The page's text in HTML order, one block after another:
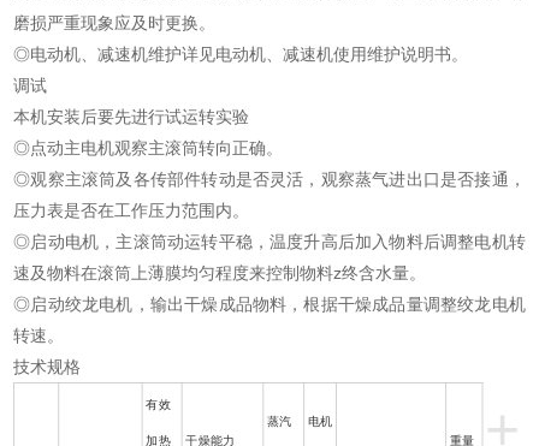
磨损严重现象应及时更换。
◎电动机、减速机维护详见电动机、减速机使用维护说明书。
调试
本机安装后要先进行试运转实验
◎点动主电机观察主滚筒转向正确。
◎观察主滚筒及各传部件转动是否灵活，观察蒸气进出口是否接通，
压力表是否在工作压力范围内。
◎启动电机，主滚筒动运转平稳，温度升高后加入物料后调整电机转
速及物料在滚筒上薄膜均匀程度来控制物料z终含水量。
◎启动绞龙电机，输出干燥成品物料，根据干燥成品量调整绞龙电机
转速。
技术规格
+
有效
加热 干燥能力
蒸汽 电机
重量